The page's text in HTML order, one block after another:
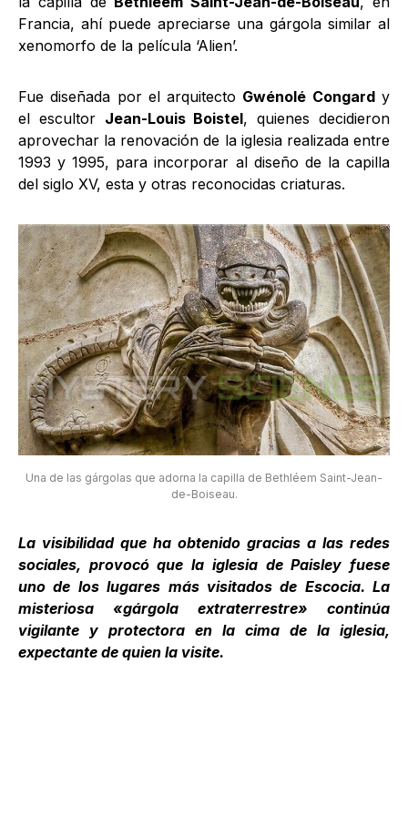
Francia, ahí puede apreciarse una gárgola similar al
xenomorfo de la película ‘Alien’.
Fue diseñada por el arquitecto Gwénolé Congardy
el escultor Jean-Louis Boistel, quienes decidieron
aprovechar la renovación de la iglesia realizada entre
1993 y 1995, para incorporar al diseño de la capilla
del siglo XV, esta y otras reconocidas criaturas.
Una de las gárgolas que adorna la capilla de Bethléem Saint-Jean-
de-Boiseau.
La visibilidad que ha obtenido gracias a las redes
sociales, provocó que la iglesia de Paisley fuese
uno de los lugares más visitados de Escocia. La
misteriosa «gárgola extraterrestre» continúa
vigilante y protectora en la cima de la iglesia,
expectante de quien la visite.